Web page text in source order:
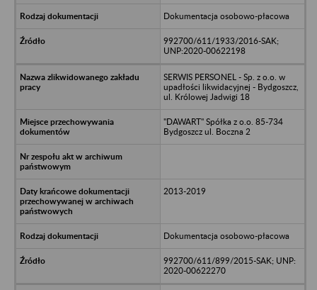
Dokumentacja osobowo-płacowa
992700/611/1933/2016-SAK;
UNP:2020-00622198
SERWIS PERSONEL - Sp. z o.o. w
upadłości likwidacyjnej - Bydgoszcz,
ul. Królowej Jadwigi 18
"DAWART" Spółka z o.o. 85-734
Bydgoszcz ul. Boczna 2
2013-2019
Dokumentacja osobowo-płacowa
992700/611/899/2015-SAK; UNP:
2020-00622270